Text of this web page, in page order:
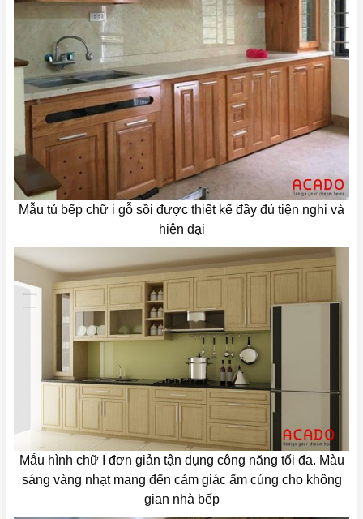
Mẫu tủ bếp chữ i gỗ sồi được thiết kế đầy đủ tiện nghi và
hiện đại
Mẫu hình chữ I đơn giản tận dụng công năng tối đa. Màu
sáng vàng nhạt mang đến cảm giác ấm cúng cho không
gian nhà bếp